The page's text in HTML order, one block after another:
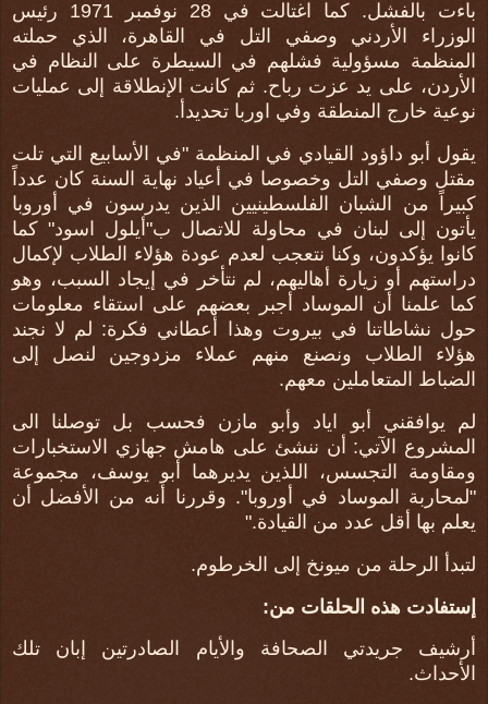
باءت بالفشل. كما اغتالت في 28 نوفمبر 1971 رئيس
الوزراء الأردني وصفي التل في القاهرة، الذي حملته
المنظمة مسؤولية فشلهم في السيطرة على النظام في
الأردن، على يد عزت رباح. ثم كانت الإنطلاقة إلى عمليات
نوعية خارج المنطقة وفي اوربا تحديدأ.
يقول أبو داؤود القيادي في المنظمة "في الأسابيع التي تلت
مقتل وصفي التل وخصوصا في أعياد نهاية السنة كان عدداً
كبيراً من الشبان الفلسطينيين الذين يدرسون في أوروبا
يأتون إلى لبنان في محاولة للاتصال ب"أيلول اسود" كما
كانوا يؤكدون، وكنا نتعجب لعدم عودة هؤلاء الطلاب لإكمال
دراستهم أو زيارة أهاليهم، لم نتأخر في إيجاد السبب، وهو
كما علمنا أن الموساد أجبر بعضهم على استقاء معلومات
حول نشاطاتنا في بيروت وهذا أعطاني فكرة: لم لا نجند
هؤلاء الطلاب ونصنع منهم عملاء مزدوجين لنصل إلى
الضباط المتعاملين معهم.
لم يوافقني أبو اياد وأبو مازن فحسب بل توصلنا الى
المشروع الآتي: أن ننشئ على هامش جهازي الاستخبارات
ومقاومة التجسس، اللذين يديرهما أبو يوسف، مجموعة
"لمحاربة الموساد في أوروبا". وقررنا أنه من الأفضل أن
يعلم بها أقل عدد من القيادة."
لتبدأ الرحلة من ميونخ إلى الخرطوم.
إستفادت هذه الحلقات من:
أرشيف جريدتي الصحافة والأيام الصادرتين إبان تلك
الأحداث.